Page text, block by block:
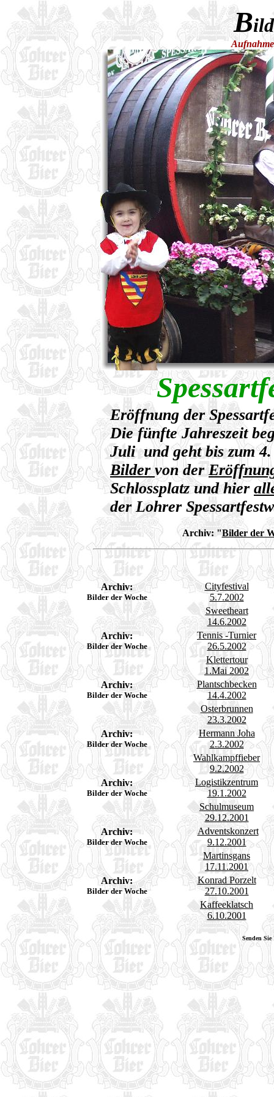
B
Eröffnung der
Die fünfte Jahreszeit
Juli und geht bis zum
Bildervon der
Schlossplatz und hier
der Lohrer
Archiv: "Bilder der
Archiv:
Bilder der Woche
Cityfestival
5.7.2002
Sweetheart
14.6.2002
Archiv:
Bilder der Woche
Tennis -Turnier
26.5.2002
Klettertour
1.Mai 2002
Archiv:
Bilder der Woche
Plantschbecken
14.4.2002
Osterbrunnen
23.3.2002
Archiv:
Bilder der Woche
Hermann Joha
2.3.2002
Wahlkampffieber
9.2.2002
Archiv:
Bilder der Woche
Logistikzentrum
19.1.2002
Schulmuseum
29.12.2001
Archiv:
Bilder der Woche
Adventskonzert
9.12.2001
Martinsgans
17.11.2001
Archiv:
Bilder der Woche
Konrad Porzelt
27.10.2001
Kaffeeklatsch
6.10.2001
Senden